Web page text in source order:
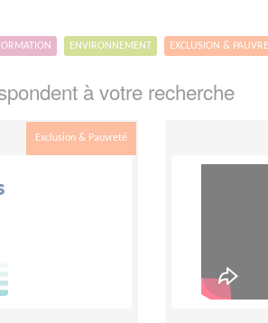
ENVIRONNEMENT EXCLUSION &
à votre recherche
Exclusion & Pauvreté